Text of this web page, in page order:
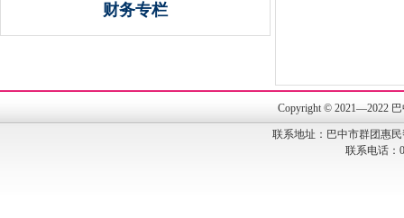
财务专栏
Copyright © 2021—2022
联系地址：巴中市群团惠
联系电话：